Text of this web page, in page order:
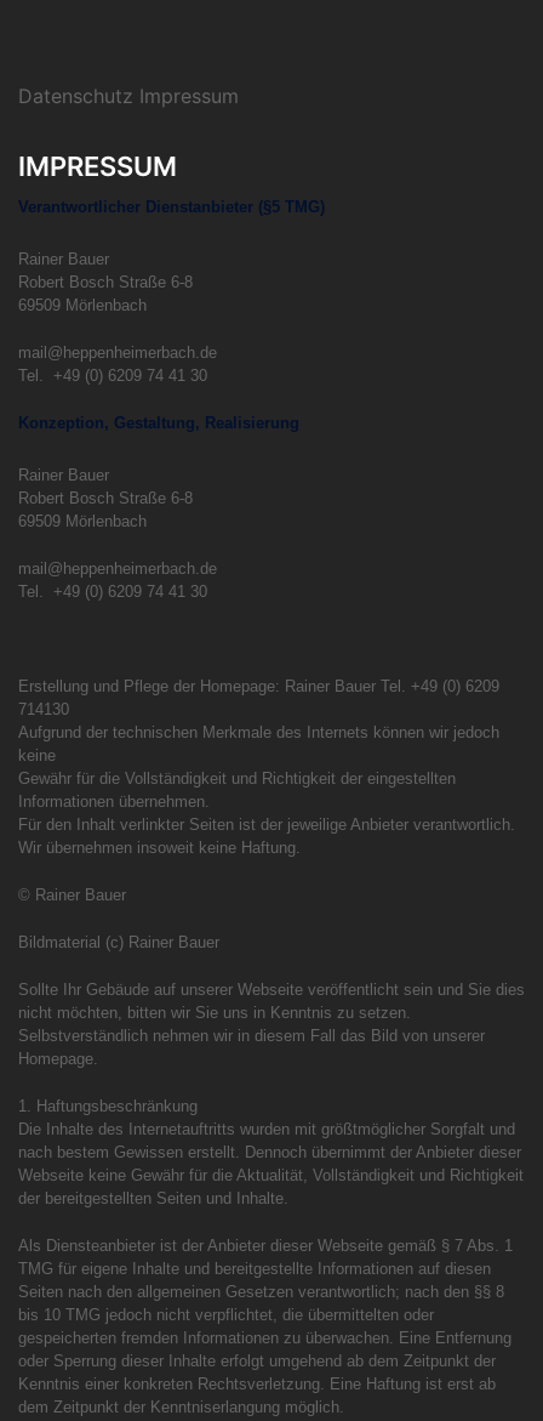
Datenschutz Impressum
IMPRESSUM
Verantwortlicher Dienstanbieter (§5 TMG)
Rainer Bauer
Robert Bosch Straße 6-8
69509 Mörlenbach
mail@heppenheimerbach.de
Tel. +49 (0) 6209 74 41 30
Konzeption, Gestaltung, Realisierung
Rainer Bauer
Robert Bosch Straße 6-8
69509 Mörlenbach
mail@heppenheimerbach.de
Tel. +49 (0) 6209 74 41 30
Erstellung und Pflege der Homepage: Rainer Bauer Tel. +49 (0) 6209
714130
Aufgrund der technischen Merkmale des Internets können wir jedoch
keine
Gewähr für die Vollständigkeit und Richtigkeit der eingestellten
Informationen übernehmen.
Für den Inhalt verlinkter Seiten ist der jeweilige Anbieter verantwortlich.
Wir übernehmen insoweit keine Haftung.
© Rainer Bauer
Bildmaterial (c) Rainer Bauer
Sollte Ihr Gebäude auf unserer Webseite veröffentlicht sein und Sie dies
nicht möchten, bitten wir Sie uns in Kenntnis zu setzen.
Selbstverständlich nehmen wir in diesem Fall das Bild von unserer
Homepage.
1. Haftungsbeschränkung
Die Inhalte des Internetauftritts wurden mit größtmöglicher Sorgfalt und
nach bestem Gewissen erstellt. Dennoch übernimmt der Anbieter dieser
Webseite keine Gewähr für die Aktualität, Vollständigkeit und Richtigkeit
der bereitgestellten Seiten und Inhalte.
Als Diensteanbieter ist der Anbieter dieser Webseite gemäß § 7 Abs. 1
TMG für eigene Inhalte und bereitgestellte Informationen auf diesen
Seiten nach den allgemeinen Gesetzen verantwortlich; nach den §§ 8
bis 10 TMG jedoch nicht verpflichtet, die übermittelten oder
gespeicherten fremden Informationen zu überwachen. Eine Entfernung
oder Sperrung dieser Inhalte erfolgt umgehend ab dem Zeitpunkt der
Kenntnis einer konkreten Rechtsverletzung. Eine Haftung ist erst ab
dem Zeitpunkt der Kenntniserlangung möglich.